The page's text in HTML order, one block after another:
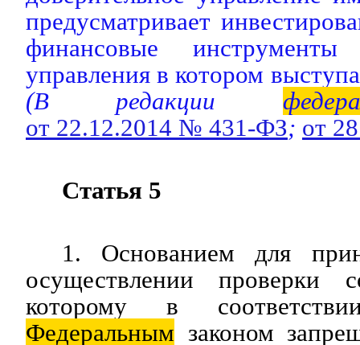
предусматривает
финансовые
управления в котором
(В редакции
от 22.12.2014 № 431-ФЗ; от
Статья 5
1. Основанием для
осуществлении проверки
которому в
Федеральным законом